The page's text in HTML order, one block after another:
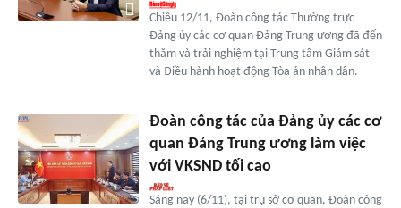
Chiều 12/11, Đoàn công tác Thường trực
Đảng ủy các cơ quan Đảng Trung ương đã đến
thăm và trải nghiệm tại Trung tâm Giám sát
và Điều hành hoạt động Tòa án nhân dân.
Đoàn công tác của Đảng ủy các cơ
quan Đảng Trung ương làm việc
với VKSND tối cao
Sáng nay (6/11), tại trụ sở cơ quan, Đoàn công